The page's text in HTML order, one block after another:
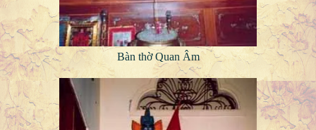
Bàn thờ Quan Âm